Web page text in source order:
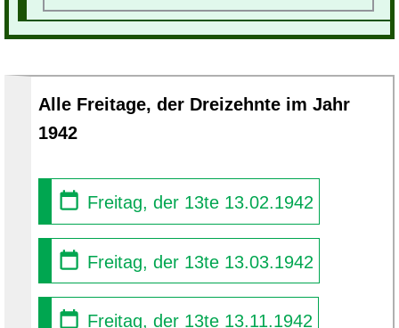
Alle Freitage, der Dreizehnte im Jahr
1942
Freitag, der 13te 13.02.1942
Freitag, der 13te 13.03.1942
Freitag, der 13te 13.11.1942